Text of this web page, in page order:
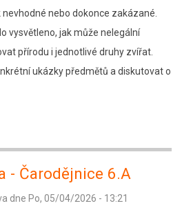
nebo dokonce zakázané.
vysvětleno, jak může nelegální
přírodu i jednotlivé druhy zvířat.
ukázky předmětů a diskutovat o
- Čarodějnice 6.A
dne Po, 05/04/2026 - 13:21